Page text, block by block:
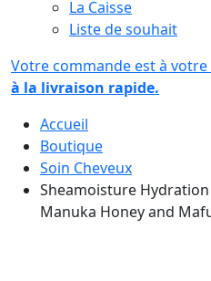
La Caisse
Liste de souhait
Votre commande est à
à la livraison rapide.
Accueil
Boutique
Soin Cheveux
Sheamoisture
Manuka Honey and